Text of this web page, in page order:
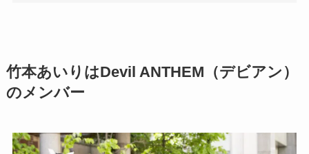
竹本あいりはDevil ANTHEM（デビアン）
のメンバー